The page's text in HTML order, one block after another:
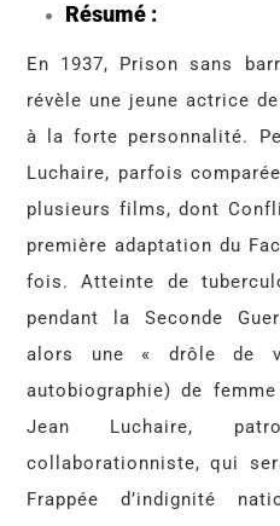
Résumé :
En 1937, Prison sans
révèle une jeune actrice
à la forte personnalité.
Luchaire, parfois
plusieurs films, dont
première adaptation du
fois. Atteinte de
pendant la Seconde
alors une « drôle de
autobiographie) de
Jean Luchaire,
collaborationniste, qui
Frappée d’indignité